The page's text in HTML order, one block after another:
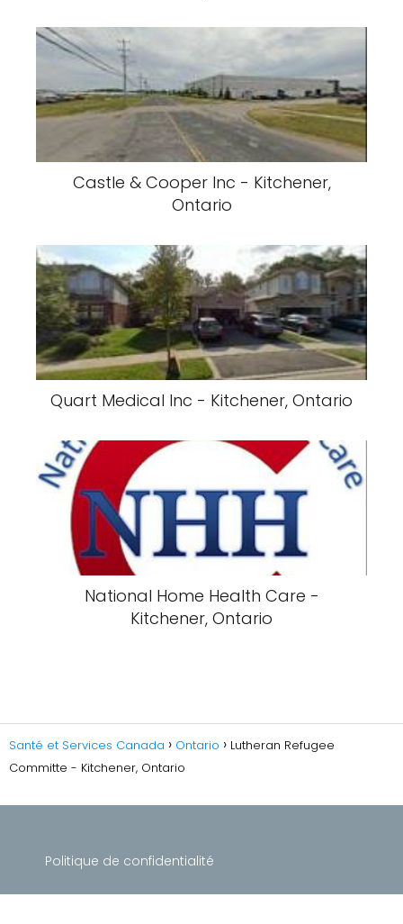
Castle & Cooper Inc - Kitchener,
Ontario
Quart Medical Inc - Kitchener, Ontario
National Home Health Care -
Kitchener, Ontario
Santé et Services Canada Ontario
Lutheran Refugee
Committe - Kitchener, Ontario
Politique de confidentialité